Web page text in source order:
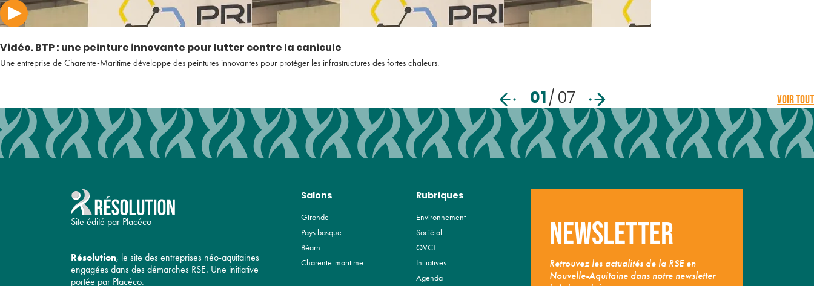
Vidéo. BTP : une peinture innovante pour lutter contre la canicule
Une entreprise de Charente-Maritime développe des peintures innovantes pour protéger les infrastructures des fortes chaleurs.
01/07 VOIR TOUT
Site édité par Placéco
Résolution, le site des entreprises néo-aquitaines
engagées dans des démarches RSE. Une initiative
portée par Placéco.
Salons
Gironde
Pays basque
Béarn
Charente-maritime
Rubriques
Environnement
Sociétal
QVCT
Initiatives
Agenda
Newsletter
Retrouvez les actualités de la RSE en
Nouvelle-Aquitaine dans notre newsletter